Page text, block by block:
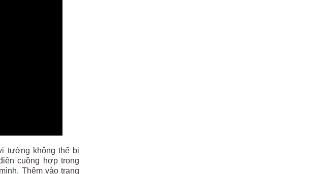
tướng không thể bị
cuồng hợp trong
Thêm vào trang